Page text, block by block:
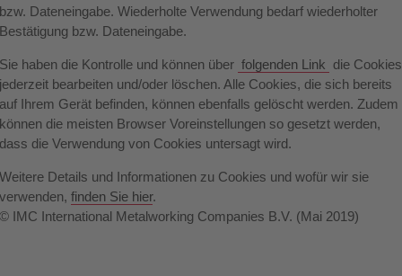
bzw. Dateneingabe. Wiederholte Verwendung bedarf wiederholter
Bestätigung bzw. Dateneingabe.
Sie haben die Kontrolle und können über folgenden Link die Cookies
jederzeit bearbeiten und/oder löschen. Alle Cookies, die sich bereits
auf Ihrem Gerät befinden, können ebenfalls gelöscht werden. Zudem
können die meisten Browser Voreinstellungen so gesetzt werden,
dass die Verwendung von Cookies untersagt wird.
Weitere Details und Informationen zu Cookies und wofür wir sie
verwenden,finden Sie hier.
© IMC International Metalworking Companies B.V. (Mai 2019)